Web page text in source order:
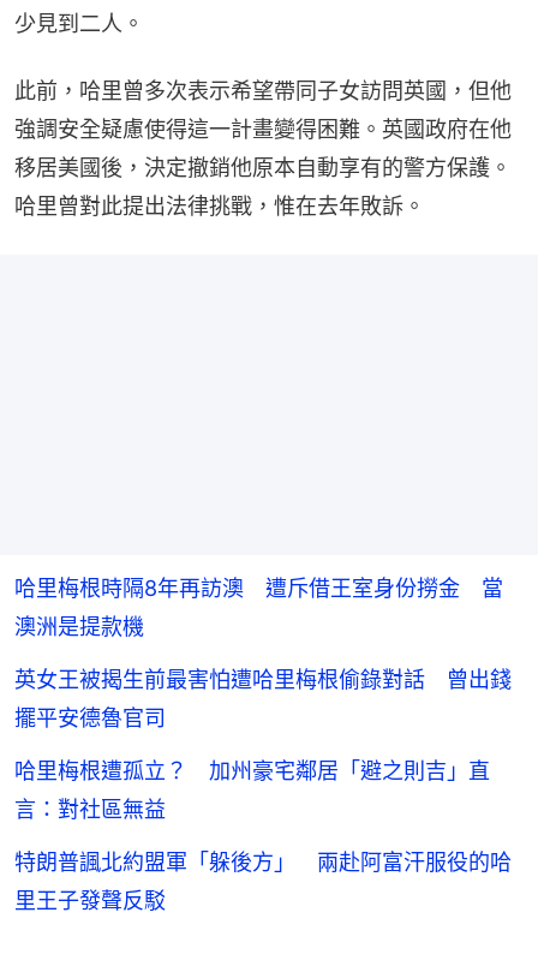
少見到二人。
此前，哈里曾多次表示希望帶同子女訪問英國，但他
強調安全疑慮使得這一計畫變得困難。英國政府在他
移居美國後，決定撤銷他原本自動享有的警方保護。
哈里曾對此提出法律挑戰，惟在去年敗訴。
哈里梅根時隔8年再訪澳 遭斥借王室身份撈金 當
澳洲是提款機
英女王被揭生前最害怕遭哈里梅根偷錄對話 曾出錢
擺平安德魯官司
哈里梅根遭孤立？ 加州豪宅鄰居「避之則吉」直
言：對社區無益
特朗普諷北約盟軍「躲後方」 兩赴阿富汗服役的哈
里王子發聲反駁